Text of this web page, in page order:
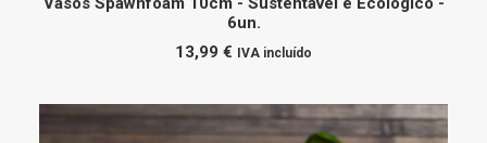
6un.
13,99 € IVA incluído